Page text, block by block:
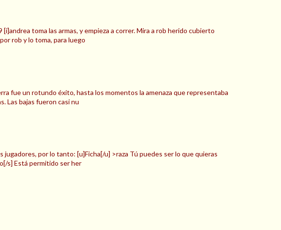
toma las armas, y empieza a correr. Mira a rob herido cubierto
rob y lo toma, para luego
fue un rotundo éxito, hasta los momentos la amenaza que representaba
Las bajas fueron casi nu
por lo tanto: [u]Ficha[/u] >raza Tú puedes ser lo que quieras
s] Está permitido ser her